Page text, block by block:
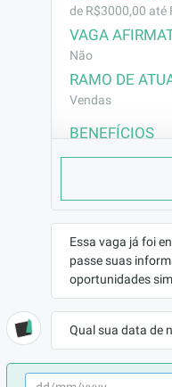
de R$3000,00 até
VAGA
Não
RAMO DE
Vendas
BENEFÍCIOS
Somos uma
time.
Somos uma
Cosméticos
líder no
pessoas que
Essa vaga já foi
passe suas
oportunidades
Qual sua data de